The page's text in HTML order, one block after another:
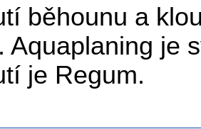
běhounu a
Aquaplaning je
je Regum.